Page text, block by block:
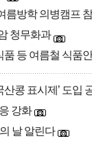
름방학 의병캠프
청무화과
품 등 여름철 식품
콩 표시제’ 도입
강화
날 알린다